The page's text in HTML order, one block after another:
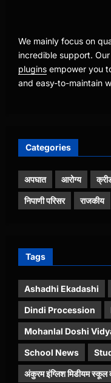
We mainly focus on
incredible support. Our
plugins empower you
and easy-to-maintain
Categories
अपघात आरोग्य
निपाणी परिसर राजकीय
Tags
Ashadhi Ekadashi
Dindi Procession
Mohanlal Doshi
School News
अंकुरम इंग्लिश मिडीयम स्कूल